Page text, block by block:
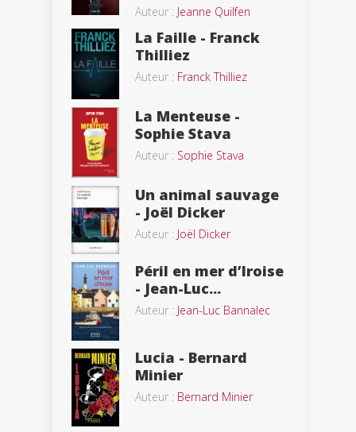
Auteur : Jeanne Quilfen
La Faille - Franck
Thilliez
Auteur : Franck Thilliez
La Menteuse -
Sophie Stava
Auteur : Sophie Stava
Un animal sauvage
- Joël Dicker
Auteur : Joël Dicker
Péril en mer d’Iroise
- Jean-Luc...
Auteur : Jean-Luc Bannalec
Lucia - Bernard
Minier
Auteur : Bernard Minier